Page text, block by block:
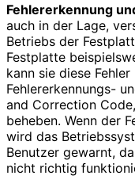
Fehlererkennung
auch in der Lage,
Betriebs der
Festplatte
kann sie diese
Fehlererkennungs-
and Correction
beheben. Wenn der
wird das
Benutzer gewarnt,
nicht richtig